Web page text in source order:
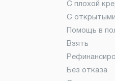
С плохой
С
Помощь в
Взять
Без отказа